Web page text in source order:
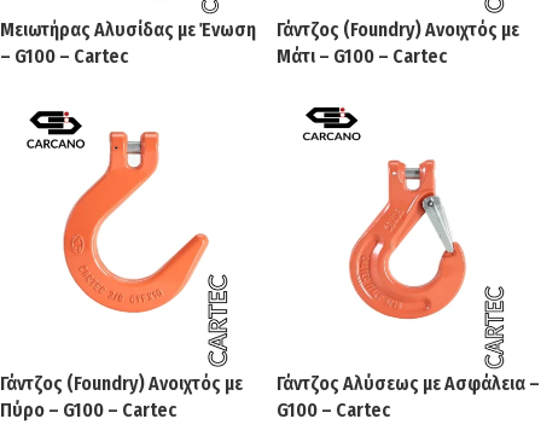
Μειωτήρας Αλυσίδας με Ένωση
– G100 – Cartec
Γάντζος (Foundry) Ανοιχτός με
Μάτι – G100 – Cartec
Γάντζος (Foundry) Ανοιχτός με
Πύρο – G100 – Cartec
Γάντζος Αλύσεως με Ασφάλεια –
G100 – Cartec